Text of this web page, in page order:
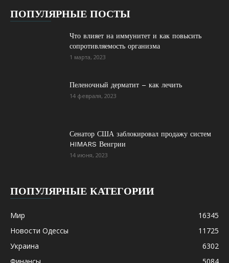
ПОПУЛЯРНЫЕ ПОСТЫ
Что влияет на иммунитет и как повысить
сопротивляемость организма
1 марта, 2023
Пеленочный дерматит – как лечить
14 февраля, 2023
Сенатор США заблокировал продажу систем
HIMARS Венгрии
14 июня, 2023
ПОПУЛЯРНЫЕ КАТЕГОРИИ
Мир
16345
Новости Одессы
11725
Украина
6302